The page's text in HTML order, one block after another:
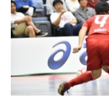
リガーレヴィア葛飾
Y．S．C．C．横浜
ヴィンセドール白山
アグレミーナ浜松
デウソン神戸
ポルセイド浜田
ミラクルスマイル新居浜